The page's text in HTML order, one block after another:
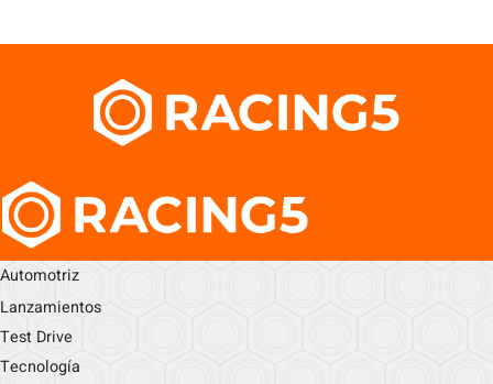
Automotriz
Lanzamientos
Test Drive
Tecnología